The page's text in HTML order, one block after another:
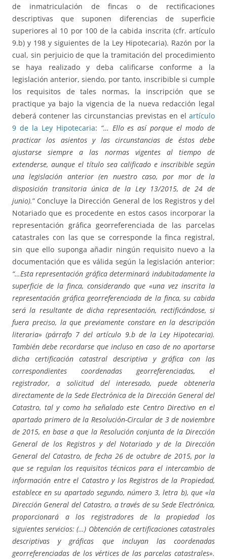
de inmatriculación de fincas o de rectificaciones
descriptivas que suponen diferencias de superficie
superiores al 10 por 100 de la cabida inscrita (cfr. artículo
9.b) y 198 y siguientes de la Ley Hipotecaria). Razón por la
cual, sin perjuicio de que la tramitación del procedimiento
se haya realizado y deba calificarse conforme a la
legislación anterior, siendo, por tanto, inscribible si cumple
los requisitos de tales normas, la inscripción que se
practique ya bajo la vigencia de la nueva redacción legal
deberá contener las circunstancias previstas en el artículo
9 de la Ley Hipotecaria: “… Ello es así porque el modo de
practicar los asientos y las circunstancias de éstos debe
ajustarse siempre a las normas vigentes al tiempo de
extenderse, aunque el título sea calificado e inscribible según
una legislación anterior (en nuestro caso, por mor de la
disposición transitoria única de la Ley 13/2015, de 24 de
junio).” Concluye la Dirección General de los Registros y del
Notariado que es procedente en estos casos incorporar la
representación gráfica georreferenciada de las parcelas
catastrales con las que se corresponde la finca registral,
sin que ello suponga añadir ningún requisito nuevo a la
documentación que es válida según la legislación anterior:
“…Esta representación gráfica determinará indubitadamente la
superficie de la finca, considerando que «una vez inscrita la
representación gráfica georreferenciada de la finca, su cabida
será la resultante de dicha representación, rectificándose, si
fuera preciso, la que previamente constare en la descripción
literaria» (párrafo 7 del artículo 9.b de la Ley Hipotecaria).
También debe recordarse que incluso en caso de no aportarse
dicha certificación catastral descriptiva y gráfica con las
correspondientes coordenadas georreferenciadas, el
registrador, a solicitud del interesado, puede obtenerla
directamente de la Sede Electrónica de la Dirección General del
Catastro, tal y como ha señalado este Centro Directivo en el
apartado primero de la Resolución-Circular de 3 de noviembre
de 2015, en base a que la Resolución conjunta de la Dirección
General de los Registros y del Notariado y de la Dirección
General del Catastro, de fecha 26 de octubre de 2015, por la
que se regulan los requisitos técnicos para el intercambio de
información entre el Catastro y los Registros de la Propiedad,
establece en su apartado segundo, número 3, letra b), que «la
Dirección General del Catastro, a través de su Sede Electrónica,
proporcionará a los registradores de la propiedad los
siguientes servicios: (…) Obtención de certificaciones catastrales
descriptivas y gráficas que incluyan las coordenadas
georreferenciadas de los vértices de las parcelas catastrales».